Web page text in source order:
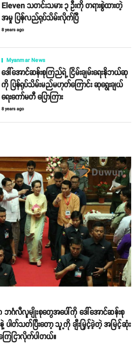
Eleven သတင်းသမား ၃ ဦးကို တရားစွဲထားတဲ့
အမှု ပြန်လည်ရုပ်သိမ်းလိုက်ပြီ
8 years ago
Myanmar News
ဒေါ်အောင်ဆန်းစုကြည်ရဲ့ ငြိမ်းချမ်းရေးနိုဘယ်ဆု
ကို ပြန်ရုပ်သိမ်းမည်မဟုတ်ကြောင်း ဆုရွေးချယ်
ရေးကော်မတီ ပြောကြား
8 years ago
ဘင်္ဂလီလူမျိုးစုတွေအပေါ်ကို ဒေါ်အောင်ဆန်းစု
ါတ်သတ်ပြီးတော့ သူ့ကို ချီးမြှင့်ခဲ့တဲ့ အမြင့်ဆုံး
ေငြာလိုက်ပါတယ်။